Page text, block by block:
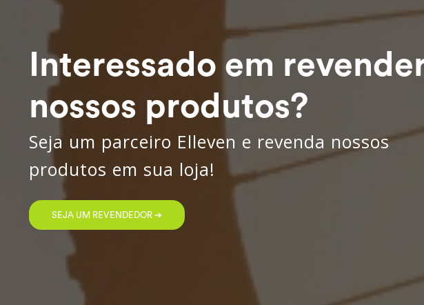
Interessado em
nossos produtos?
Seja um parceiro Elleven e revenda nossos
produtos em sua loja!
SEJA UM REVENDEDOR ➔